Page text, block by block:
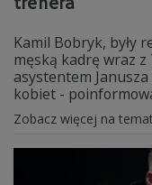
Kamil Bobryk, były
męską kadrę wraz
asystentem
kobiet -
Zobacz więcej na